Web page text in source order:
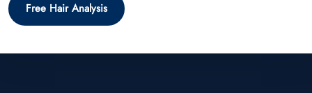
Free Hair Analysis